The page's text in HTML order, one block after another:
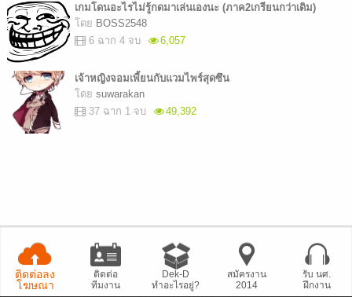
เกมโดนอะไรไม่รู้กดมาเล่นเองนะ (ภาค2เกรียนกว่าเดิม)
โดย BOSS2548
6 ฉาก 4 จบ
6,057
เจ้าหญิงจอมเพี้ยนกับแวมไพร์สุดซึน
โดย suwarakan
37 ฉาก 1 จบ
49,392
ติดต่อลง
โฆษณา
ติดต่อ
ทีมงาน
Dek-D
ทำอะไรอยู่?
สมัครงาน
2014
รับ นศ.
ฝึกงาน